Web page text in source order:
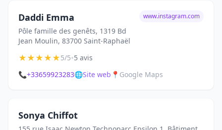
Daddi Emma
Pôle famille des genêts, 1319 Bd
Jean Moulin, 83700 Saint-Raphaël
www.instagram.com
★★★★★5/5•5 avis
📞+33659923283🌐Site web 📍 Google Maps
Sonya Chiffot